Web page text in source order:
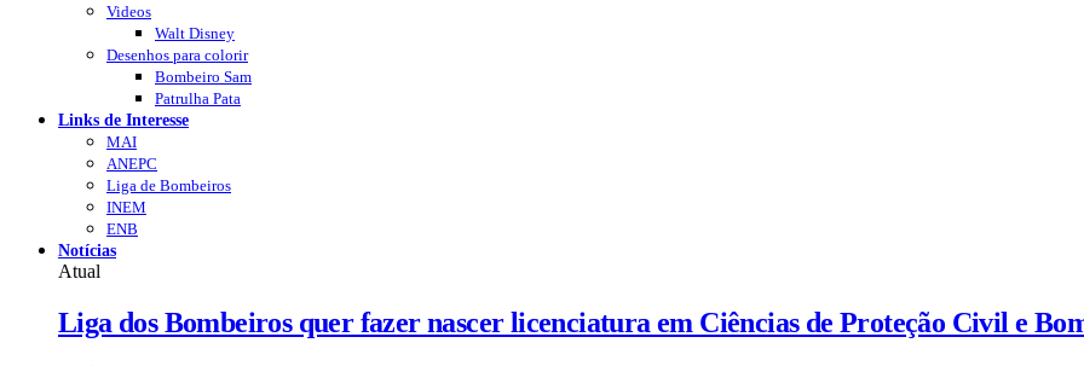
Videos
Walt Disney
Desenhos para colorir
Bombeiro Sam
Patrulha Pata
Links de Interesse
MAI
ANEPC
Liga de Bombeiros
INEM
ENB
Notícias
Atual
Liga dos Bombeiros quer fazer nascer licenciatura em Ciências de Proteção Civil e